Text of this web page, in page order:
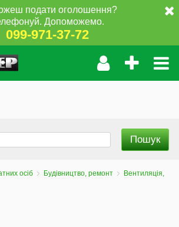
подати оголошення?
Допоможемо.
099-971-37-72
осіб Будівництво, ремонт
Вентиляція,